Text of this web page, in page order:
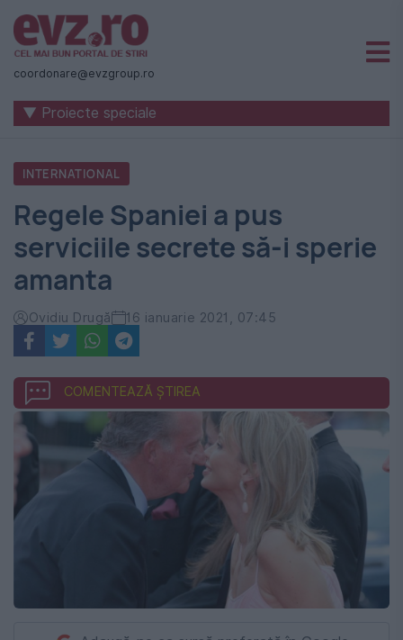
Știri
naționale
internaționale
România
-
Evenimentul
Zilei
coordonare@evzgroup.ro
▼ Proiecte speciale
INTERNATIONAL
Regele Spaniei a pus
serviciile secrete să-i sperie
amanta
Ovidiu Drugă 16 ianuarie 2021, 07:45
COMENTEAZĂ ȘTIREA